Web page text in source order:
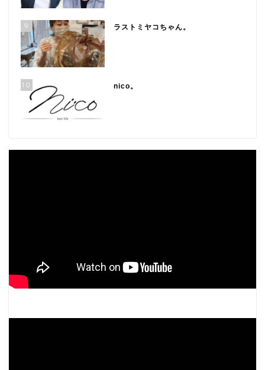
9 ラストミヤコちゃん。
10 nico。